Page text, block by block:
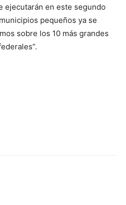
ejecutarán en este segundo
pequeños ya se
sobre los 10 más grandes